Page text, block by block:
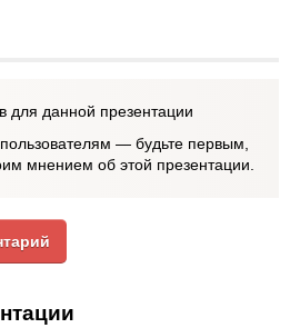
для данной презентации
— будьте первым,
мнением об этой презентации.